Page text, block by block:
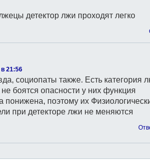
детектор лжи проходят легко
21:56
социопаты также. Есть категория
боятся опасности у них функция
понижена, поэтому их
при детекторе лжи не меняются